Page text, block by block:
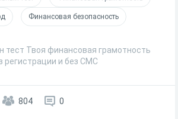
Финансовая безопасность
тест Твоя финансовая грамотность
регистрации и без СМС
804 0